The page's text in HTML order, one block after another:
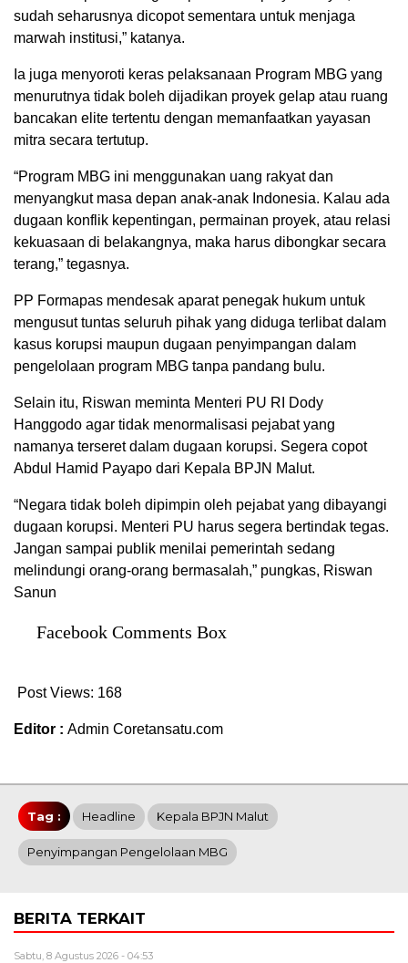
sudah seharusnya dicopot sementara untuk menjaga
marwah institusi,” katanya.
Ia juga menyoroti keras pelaksanaan Program MBG yang
menurutnya tidak boleh dijadikan proyek gelap atau ruang
bancakan elite tertentu dengan memanfaatkan yayasan
mitra secara tertutup.
“Program MBG ini menggunakan uang rakyat dan
menyangkut masa depan anak-anak Indonesia. Kalau ada
dugaan konflik kepentingan, permainan proyek, atau relasi
kekuasaan di belakangnya, maka harus dibongkar secara
terang,” tegasnya.
PP Formapas mendesak aparat penegak hukum untuk
mengusut tuntas seluruh pihak yang diduga terlibat dalam
kasus korupsi maupun dugaan penyimpangan dalam
pengelolaan program MBG tanpa pandang bulu.
Selain itu, Riswan meminta Menteri PU RI Dody
Hanggodo agar tidak menormalisasi pejabat yang
namanya terseret dalam dugaan korupsi. Segera copot
Abdul Hamid Payapo dari Kepala BPJN Malut.
“Negara tidak boleh dipimpin oleh pejabat yang dibayangi
dugaan korupsi. Menteri PU harus segera bertindak tegas.
Jangan sampai publik menilai pemerintah sedang
melindungi orang-orang bermasalah,” pungkas, Riswan
Sanun
Facebook Comments Box
Post Views: 168
Editor : Admin Coretansatu.com
Tag : Headline Kepala BPJN Malut
Penyimpangan Pengelolaan MBG
BERITA TERKAIT
Sabtu, 8 Agustus 2026 - 04:53